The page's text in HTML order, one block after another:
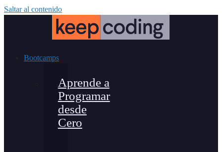
Saltar al contenido
Bootcamps
Aprende a
Programar
desde
Cero